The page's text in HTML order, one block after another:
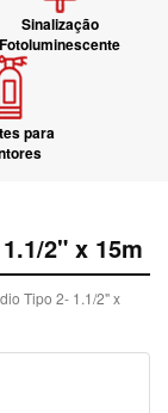
Sinalização
Fotoluminescente
para
2" x 15m
Tipo 2- 1.1/2" x